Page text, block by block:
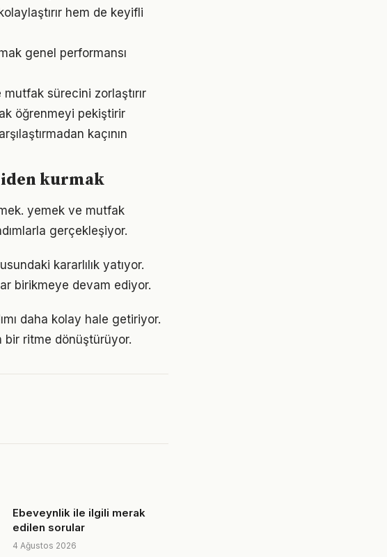
hem de keyifli
genel performansı
sürecini zorlaştırır
öğrenmeyi pekiştirir
kaçının
kurmak
yemek ve mutfak
gerçekleşiyor.
kararlılık yatıyor.
birikmeye devam ediyor.
daha kolay hale getiriyor.
bir ritme dönüştürüyor.
Ebeveynlik ile ilgili merak
edilen sorular
4 Ağustos 2026